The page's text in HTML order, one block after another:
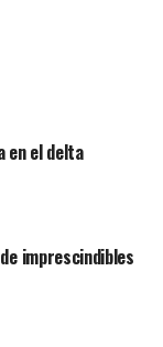
en el delta
imprescindibles